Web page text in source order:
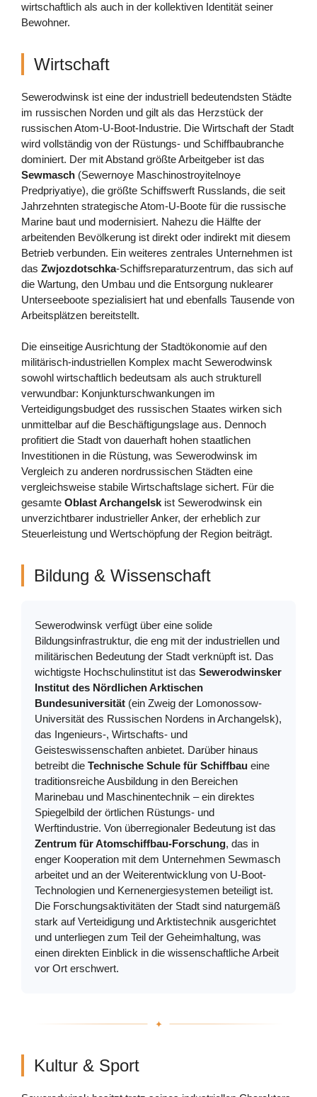
wirtschaftlich als auch in der kollektiven Identität seiner
Bewohner.
Wirtschaft
Sewerodwinsk ist eine der industriell bedeutendsten Städte
im russischen Norden und gilt als das Herzstück der
russischen Atom-U-Boot-Industrie. Die Wirtschaft der Stadt
wird vollständig von der Rüstungs- und Schiffbaubranche
dominiert. Der mit Abstand größte Arbeitgeber ist das
Sewmasch (Sewernoye Maschinostroyitelnoye
Predpriyatiye), die größte Schiffswerft Russlands, die seit
Jahrzehnten strategische Atom-U-Boote für die russische
Marine baut und modernisiert. Nahezu die Hälfte der
arbeitenden Bevölkerung ist direkt oder indirekt mit diesem
Betrieb verbunden. Ein weiteres zentrales Unternehmen ist
das Zwjozdotschka-Schiffsreparaturzentrum, das sich auf
die Wartung, den Umbau und die Entsorgung nuklearer
Unterseeboote spezialisiert hat und ebenfalls Tausende von
Arbeitsplätzen bereitstellt.
Die einseitige Ausrichtung der Stadtökonomie auf den
militärisch-industriellen Komplex macht Sewerodwinsk
sowohl wirtschaftlich bedeutsam als auch strukturell
verwundbar: Konjunkturschwankungen im
Verteidigungsbudget des russischen Staates wirken sich
unmittelbar auf die Beschäftigungslage aus. Dennoch
profitiert die Stadt von dauerhaft hohen staatlichen
Investitionen in die Rüstung, was Sewerodwinsk im
Vergleich zu anderen nordrussischen Städten eine
vergleichsweise stabile Wirtschaftslage sichert. Für die
gesamte Oblast Archangelsk ist Sewerodwinsk ein
unverzichtbarer industrieller Anker, der erheblich zur
Steuerleistung und Wertschöpfung der Region beiträgt.
Bildung & Wissenschaft
Sewerodwinsk verfügt über eine solide
Bildungsinfrastruktur, die eng mit der industriellen und
militärischen Bedeutung der Stadt verknüpft ist. Das
wichtigste Hochschulinstitut ist dasSewerodwinsker
Institut des Nördlichen Arktischen
Bundesuniversität (ein Zweig der Lomonossow-
Universität des Russischen Nordens in Archangelsk),
das Ingenieurs-, Wirtschafts- und
Geisteswissenschaften anbietet. Darüber hinaus
betreibt dieTechnische Schule für Schiffbau eine
traditionsreiche Ausbildung in den Bereichen
Marinebau und Maschinentechnik – ein direktes
Spiegelbild der örtlichen Rüstungs- und
Werftindustrie. Von überregionaler Bedeutung ist das
Zentrum für Atomschiffbau-Forschung, das in
enger Kooperation mit dem Unternehmen Sewmasch
arbeitet und an der Weiterentwicklung von U-Boot-
Technologien und Kernenergiesystemen beteiligt ist.
Die Forschungsaktivitäten der Stadt sind naturgemäß
stark auf Verteidigung und Arktistechnik ausgerichtet
und unterliegen zum Teil der Geheimhaltung, was
einen direkten Einblick in die wissenschaftliche Arbeit
vor Ort erschwert.
Kultur & Sport